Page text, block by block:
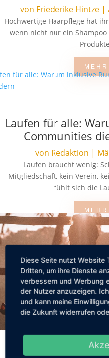
von Friederike Hintze |
Hochwertige Haarpflege hat
wenn nicht nur ein
Laufen für alle:
Communities
von Redaktion |
Laufen braucht wenig:
Mitgliedschaft, kein Verein,
fühlt sich die
Diese Seite nutzt Website
Dritten, um ihre Dienste
verbessern und Werbung
der Nutzer anzuzeigen.
und kann meine
die Zukunft widerrufen